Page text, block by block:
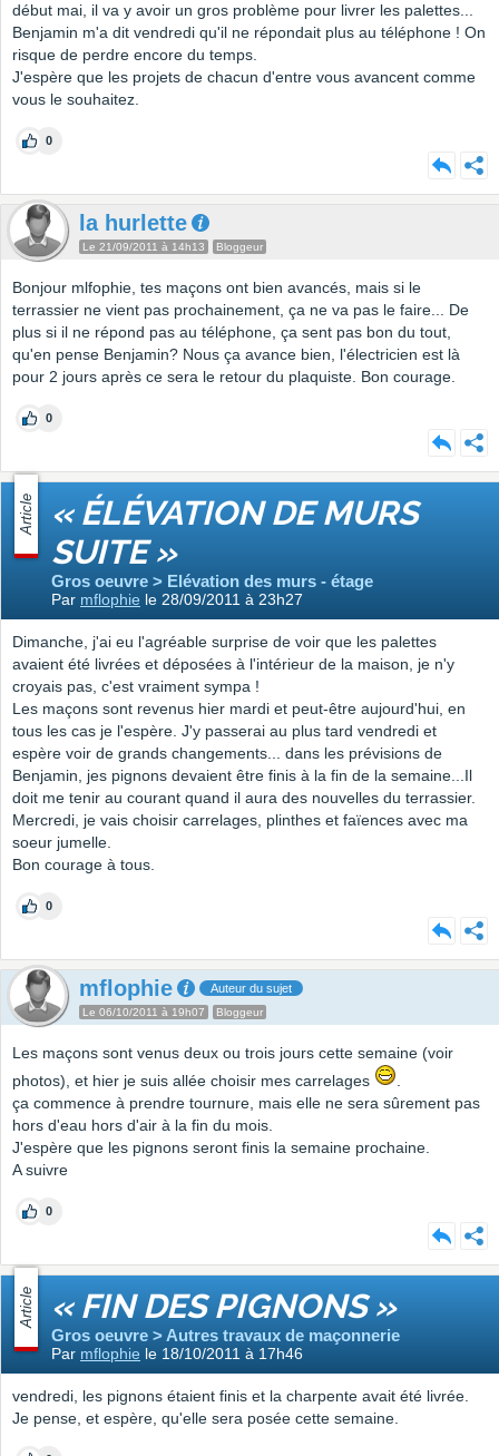
début mai, il va y avoir un gros problème pour livrer les palettes...
Benjamin m'a dit vendredi qu'il ne répondait plus au téléphone ! On
risque de perdre encore du temps.
J'espère que les projets de chacun d'entre vous avancent comme
vous le souhaitez.
0
la hurlette
Le 21/09/2011 à 14h13 Bloggeur
Bonjour mlfophie, tes maçons ont bien avancés, mais si le
terrassier ne vient pas prochainement, ça ne va pas le faire... De
plus si il ne répond pas au téléphone, ça sent pas bon du tout,
qu'en pense Benjamin? Nous ça avance bien, l'électricien est là
pour 2 jours après ce sera le retour du plaquiste. Bon courage.
0
Article « ÉLÉVATION DE MURS
SUITE »
Gros oeuvre > Elévation des murs - étage
Par mflophie le 28/09/2011 à 23h27
Dimanche, j'ai eu l'agréable surprise de voir que les palettes
avaient été livrées et déposées à l'intérieur de la maison, je n'y
croyais pas, c'est vraiment sympa !
Les maçons sont revenus hier mardi et peut-être aujourd'hui, en
tous les cas je l'espère. J'y passerai au plus tard vendredi et
espère voir de grands changements... dans les prévisions de
Benjamin, jes pignons devaient être finis à la fin de la semaine...Il
doit me tenir au courant quand il aura des nouvelles du terrassier.
Mercredi, je vais choisir carrelages, plinthes et faïences avec ma
soeur jumelle.
Bon courage à tous.
0
mflophie Auteur du sujet
Le 06/10/2011 à 19h07 Bloggeur
Les maçons sont venus deux ou trois jours cette semaine (voir
photos), et hier je suis allée choisir mes carrelages
.
ça commence à prendre tournure, mais elle ne sera sûrement pas
hors d'eau hors d'air à la fin du mois.
J'espère que les pignons seront finis la semaine prochaine.
A suivre
0
Article « FIN DES PIGNONS »
Gros oeuvre > Autres travaux de maçonnerie
Par mflophie le 18/10/2011 à 17h46
vendredi, les pignons étaient finis et la charpente avait été livrée.
Je pense, et espère, qu'elle sera posée cette semaine.